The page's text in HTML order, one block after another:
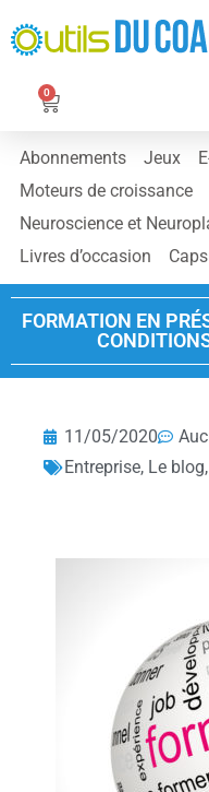
0
Abonnements Jeux
Moteurs de croissance
Neuroscience et
Livres d’occasion
FORMATION EN
11/05/2020
Entreprise, Le blog,